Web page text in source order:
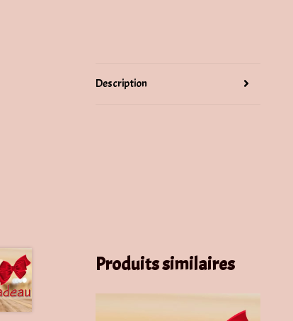
Description
Produits similaires